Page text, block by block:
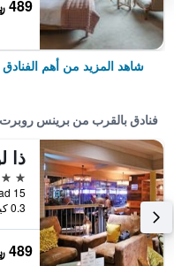
489 ﷼
شاهد المزيد من أهم
فنادق بالقرب من برينس
ذا
4 نجوم
0.3 كيلومتر عن وسط المدينة
489 ﷼